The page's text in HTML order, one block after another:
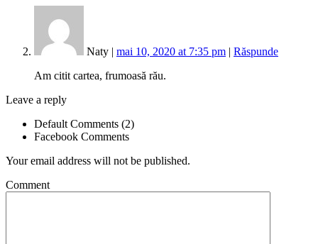
Naty | mai 10, 2020 at 7:35 pm | Răspunde
Am citit cartea, frumoasă rău.
Leave a reply
Default Comments (2)
Facebook Comments
Your email address will not be published.
Comment